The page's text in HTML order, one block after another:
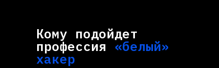
Кому подойдет
профессия «белый»
хакер